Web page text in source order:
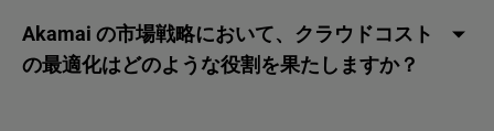
Akamai の市場戦略において、クラウドコスト
の最適化はどのような役割を果たしますか？